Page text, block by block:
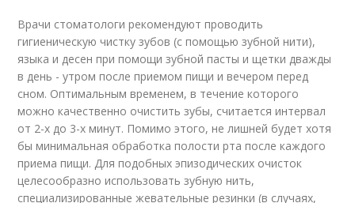
Врачи стоматологи рекомендуют проводить
гигиеническую чистку зубов (с помощью зубной нити),
языка и десен при помощи зубной пасты и щетки дважды
в день - утром после приемом пищи и вечером перед
сном. Оптимальным временем, в течение которого
можно качественно очистить зубы, считается интервал
от 2-х до 3-х минут. Помимо этого, не лишней будет хотя
бы минимальная обработка полости рта после каждого
приема пищи. Для подобных эпизодических очисток
целесообразно использовать зубную нить,
специализированные жевательные резинки (в случаях,